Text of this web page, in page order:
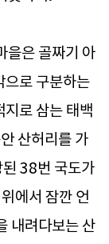
을은 골짜기 아
으로 구분하는
로 삼는 태백
산허리를 가
38번 국도가
에서 잠깐 언
내려다보는 산